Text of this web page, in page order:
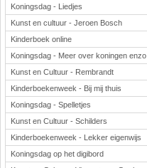
Koningsdag - Liedjes
Kunst en cultuur - Jeroen Bosch
Kinderboek online
Koningsdag - Meer over koningen enzo
Kunst en Cultuur - Rembrandt
Kinderboekenweek - Bij mij thuis
Koningsdag - Spelletjes
Kunst en Cultuur - Schilders
Kinderboekenweek - Lekker eigenwijs
Koningsdag op het digibord